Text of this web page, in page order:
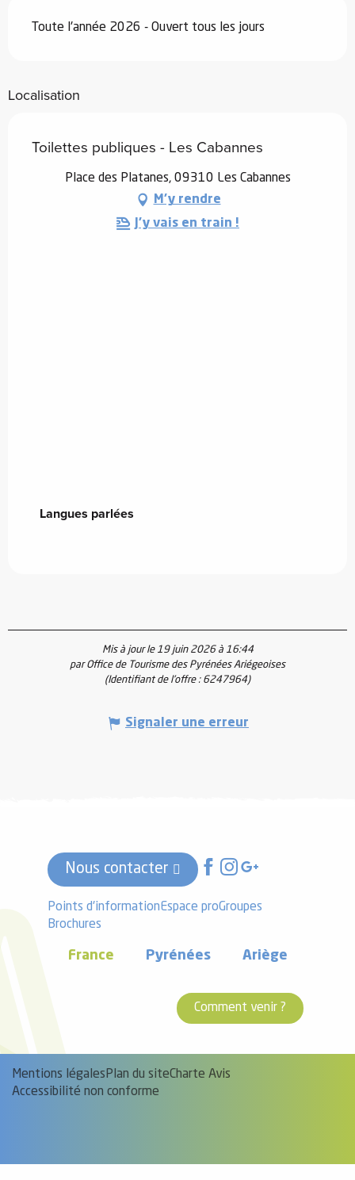
Toute l'année 2026 - Ouvert tous les jours
Localisation
Toilettes publiques - Les Cabannes
Place des Platanes, 09310 Les Cabannes
M'y rendre
J'y vais en train !
Langues parlées
Langues parlées
Mis à jour le 19 juin 2026 à 16:44
par Office de Tourisme des Pyrénées Ariégeoises
(Identifiant de l'offre : 6247964)
Signaler une erreur
Nous contacter
Points d'informationEspace proGroupes
Brochures
France Pyrénées Ariège
Comment venir ?
Mentions légales Plan du siteCharte Avis
Accessibilité non conforme